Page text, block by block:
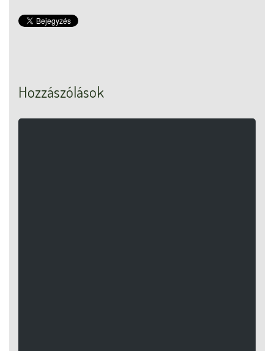
Hozzászólások